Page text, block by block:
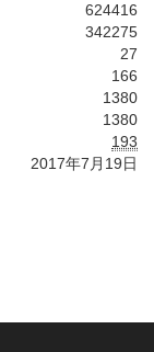
624416
342275
27
166
1380
1380
193
2017年7月19日